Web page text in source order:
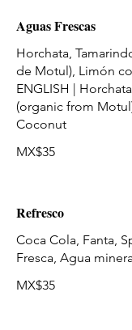
Aguas Frescas
Horchata,
de Motul), Limón
ENGLISH |
(organic from
Coconut
MX$35
Refresco
Coca Cola, Fanta,
MX$35